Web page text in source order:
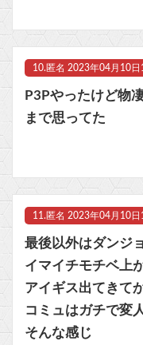
10. 匿名 2023年04月10日
P3Pやったけど物
まで思ってた
11. 匿名 2023年04月10日
最後以外はダンジ
イマイチモチベ上
アイギス出てきて
コミュはガチで変
そんな感じ